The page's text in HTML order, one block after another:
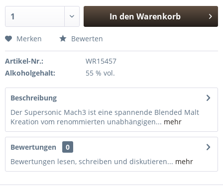
In den Warenkorb
Merken Bewerten
Artikel-Nr.:
WR15457
Alkoholgehalt:
55 % vol.
Beschreibung
Der Supersonic Mach3 ist eine spannende Blended Malt
Kreation vom renommierten unabhängigen... mehr
Bewertungen
0
Bewertungen lesen, schreiben und diskutieren... mehr